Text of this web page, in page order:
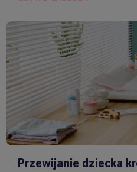
model od sprawdzonych
HuggimalsczyMembantu
,
dziecku bezpieczne i skuteczne
Przewijanie dziecka